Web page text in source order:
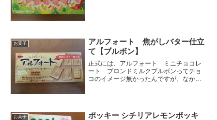
お菓子
アルフォート 焦がしバター仕立
て【ブルボン】
正式には、アルフォート ミニチョコレ
ート ブロンドミルクブルボンってチョ
コのイメージ無かったんですが、なかな
お菓子
ポッキー シチリアレモンポッキ